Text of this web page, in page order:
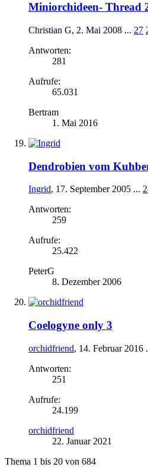
Miniorchideen- Thread
Christian G, 2. Mai 2008 ... 27
Antworten:
281
Aufrufe:
65.031
Bertram
1. Mai 2016
Dendrobien vom
Ingrid, 17. September 2005 ...
Antworten:
259
Aufrufe:
25.422
PeterG
8. Dezember 2006
Coelogyne only 3
orchidfriend, 14. Februar 2016
Antworten:
251
Aufrufe:
24.199
orchidfriend
22. Januar 2021
Thema 1 bis 20 von 684